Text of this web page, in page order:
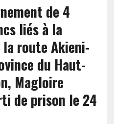
de 4
liés à la
route Akieni-
du Haut-
Magloire
de prison le 24